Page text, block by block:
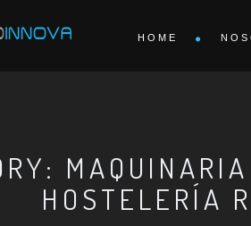
HOME
HOSTELERÍA